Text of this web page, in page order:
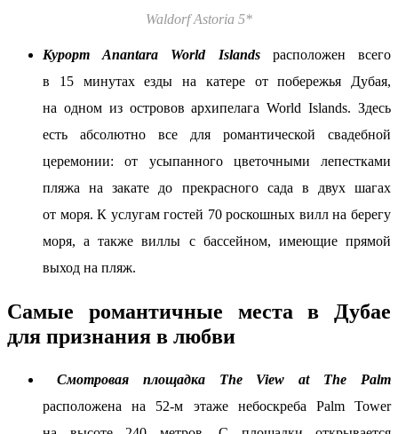
Waldorf Astoria 5*
Курорт Anantara World Islandsрасположен всего
в 15 минутах езды на катере от побережья Дубая,
на одном из островов архипелага World Islands. Здесь
есть абсолютно все для романтической свадебной
церемонии: от усыпанного цветочными лепестками
пляжа на закате до прекрасного сада в двух шагах
от моря. К услугам гостей 70 роскошных вилл на берегу
моря, а также виллы с бассейном, имеющие прямой
выход на пляж.
Самые романтичные места в Дубае
для признания в любви
Смотровая площадка The View at The Palm
расположена на 52-м этаже небоскреба Palm Tower